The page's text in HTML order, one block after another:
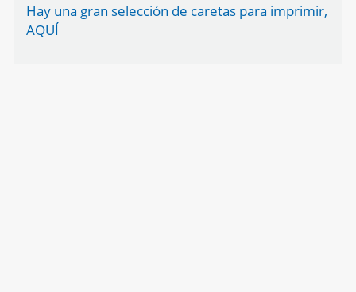
Hay una gran selección de caretas para imprimir,
AQUÍ